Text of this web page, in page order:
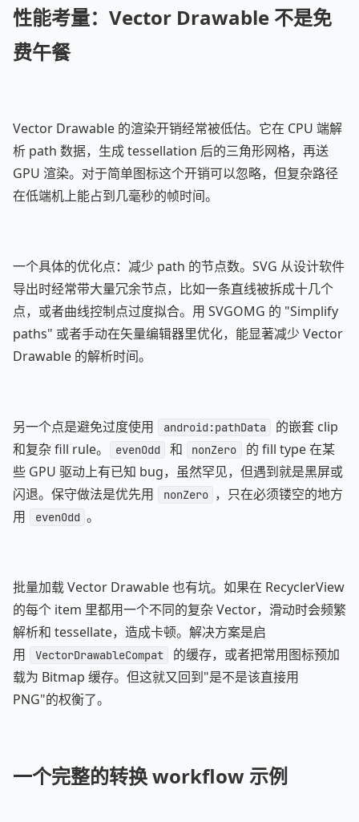
性能考量：Vector Drawable 不是免
费午餐
Vector Drawable 的渲染开销经常被低估。它在 CPU 端解
析 path 数据，生成 tessellation 后的三角形网格，再送
GPU 渲染。对于简单图标这个开销可以忽略，但复杂路径
在低端机上能占到几毫秒的帧时间。
一个具体的优化点：减少 path 的节点数。SVG 从设计软件
导出时经常带大量冗余节点，比如一条直线被拆成十几个
点，或者曲线控制点过度拟合。用 SVGOMG 的 "Simplify
paths" 或者手动在矢量编辑器里优化，能显著减少 Vector
Drawable 的解析时间。
另一个点是避免过度使用 android:pathData
的嵌套 clip
和复杂 fill rule。
evenOdd 和 nonZero
的 fill type 在某
些 GPU 驱动上有已知 bug，虽然罕见，但遇到就是黑屏或
闪退。保守做法是优先用
nonZero ，只在必须镂空的地方
用
evenOdd 。
批量加载 Vector Drawable 也有坑。如果在 RecyclerView
的每个 item 里都用一个不同的复杂 Vector，滑动时会频繁
解析和 tessellate，造成卡顿。解决方案是启
用
VectorDrawableCompat
的缓存，或者把常用图标预加
载为 Bitmap 缓存。但这就又回到"是不是该直接用
PNG"的权衡了。
一个完整的转换 workflow 示例